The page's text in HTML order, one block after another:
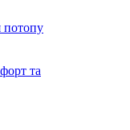
потопу
та